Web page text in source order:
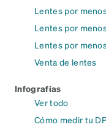
Lentes por
Lentes por
Lentes por
Venta de lentes
Infografías
Ver todo
Cómo medir tu